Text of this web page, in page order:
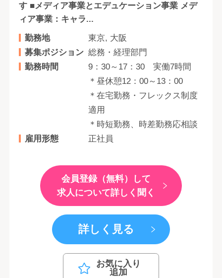
す ■メディア事業とエデュケーション事業 メデ
ィア事業：キャラ...
勤務地
東京, 大阪
募集ポジション 総務・経理部門
勤務時間
9：30～17：30 実働7時間
＊昼休憩12：00～13：00
＊在宅勤務・フレックス制度
適用
＊時短勤務、時差勤務応相談
雇用形態
正社員
会員登録（無料）して
求人について詳しく聞く
詳しく見る
お気に入り
追加